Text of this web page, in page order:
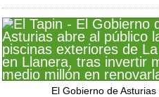
El Gobierno de